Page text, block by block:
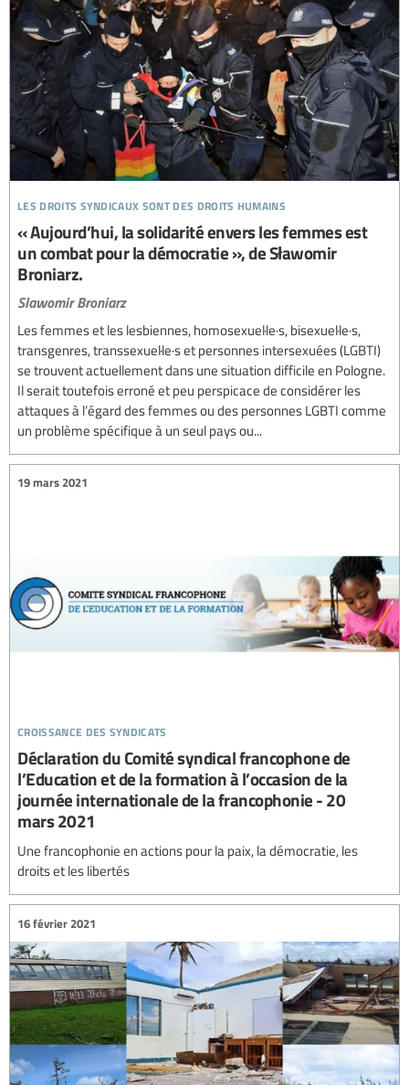
les droits syndicaux sont des droits humains
« Aujourd’hui, la solidarité envers les femmes est
un combat pour la démocratie », de Sławomir
Broniarz.
Slawomir Broniarz
Les femmes et les lesbiennes, homosexuel·le·s, bisexuel·le·s,
transgenres, transsexuel·le·s et personnes intersexuées (LGBTI)
se trouvent actuellement dans une situation difficile en Pologne.
Il serait toutefois erroné et peu perspicace de considérer les
attaques à l’égard des femmes ou des personnes LGBTI comme
un problème spécifique à un seul pays ou...
croissance des syndicats
19 mars 2021
Déclaration du Comité syndical francophone de
l’Education et de la formation à l’occasion de la
journée internationale de la francophonie - 20
mars 2021
Une francophonie en actions pour la paix, la démocratie, les
droits et les libertés
16 février 2021